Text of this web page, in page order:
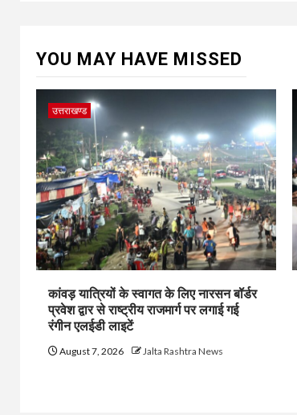
YOU MAY HAVE MISSED
उत्तराखण्ड
कांवड़ यात्रियों के स्वागत के लिए नारसन बॉर्डर
प्रवेश द्वार से राष्ट्रीय राजमार्ग पर लगाई गई
रंगीन एलईडी लाइटें
August 7, 2026 Jalta Rashtra News